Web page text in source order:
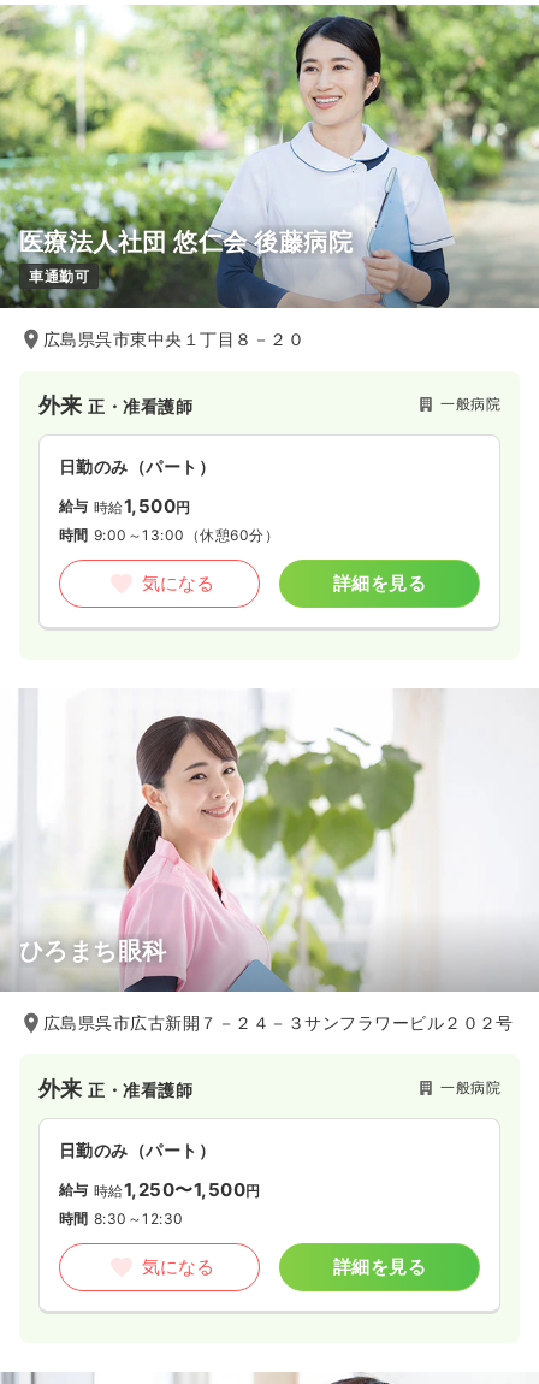
医療法人社団 悠仁会 後藤病院
車通勤可
広島県呉市東中央１丁目８－２０
外来正・准看護師 一般病院
日勤のみ（パート）
給与 時給1,500円
時間 9:00～13:00 （休憩60分）
気になる 詳細を見る
ひろまち眼科
広島県呉市広古新開７－２４－３サンフラワービル２０２号
外来正・准看護師 一般病院
日勤のみ（パート）
給与 時給1,250〜1,500円
時間 8:30～12:30
気になる 詳細を見る